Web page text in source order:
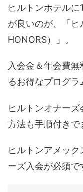
ヒルトンホテル
が良いのが、「
HONORS）」。
入会金＆年会費
るお得なプログラ
ヒルトンオナー
方法も手順付きで
ヒルトンアメッ
ーズ入会が必須で